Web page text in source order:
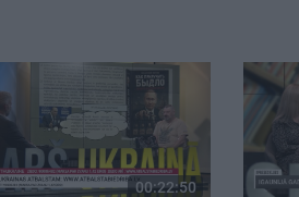
00:22:50